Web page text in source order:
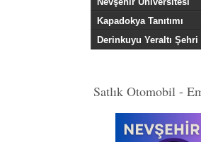
Kapadokya Tanıtımı
Derinkuyu Yeraltı Şehri
Satlık Otomobil -